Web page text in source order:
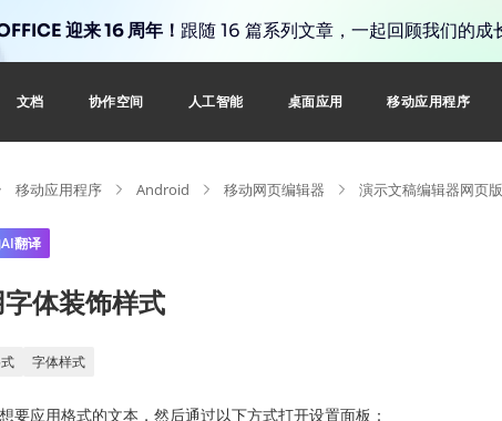
迎来 16 周年！ 跟随 16 篇系列文章，一起回顾我们的成
文档 协作空间 人工智能 桌面应用 移动应用程序
移动应用程序 Android 移动网页编辑器 演示文稿编辑器网页版
翻译
体装饰样式
字体样式
要应用格式的文本，然后通过以下方式打开设置面板：